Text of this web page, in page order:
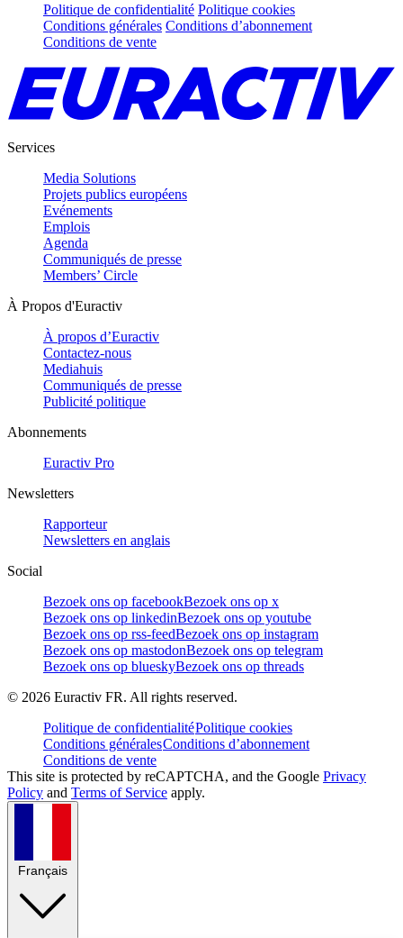
Politique de confidentialité Politique cookies
Conditions générales Conditions d’abonnement
Conditions de vente
Services
Media Solutions
Projets publics européens
Evénements
Emplois
Agenda
Communiqués de presse
Members’ Circle
À Propos d'Euractiv
À propos d’Euractiv
Contactez-nous
Mediahuis
Communiqués de presse
Publicité politique
Abonnements
Euractiv Pro
Newsletters
Rapporteur
Newsletters en anglais
Social
Bezoek ons op facebookBezoek ons op x
Bezoek ons op linkedinBezoek ons op youtube
Bezoek ons op rss-feedBezoek ons op instagram
Bezoek ons op mastodonBezoek ons op telegram
Bezoek ons op blueskyBezoek ons op threads
© 2026 Euractiv FR. All rights reserved.
Politique de confidentialitéPolitique cookies
Conditions généralesConditions d’abonnement
Conditions de vente
This site is protected by reCAPTCHA, and the Google Privacy
Policy and Terms of Service apply.
Français